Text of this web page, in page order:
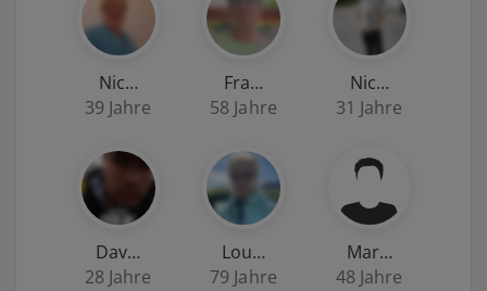
Nic…
39 Jahre
Fra…
58 Jahre
Nic…
31 Jahre
Dav…
28 Jahre
Lou…
79 Jahre
Mar…
48 Jahre